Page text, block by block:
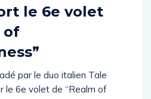
le 6e volet
of
par le duo italien Tale
le 6e volet de “Realm of